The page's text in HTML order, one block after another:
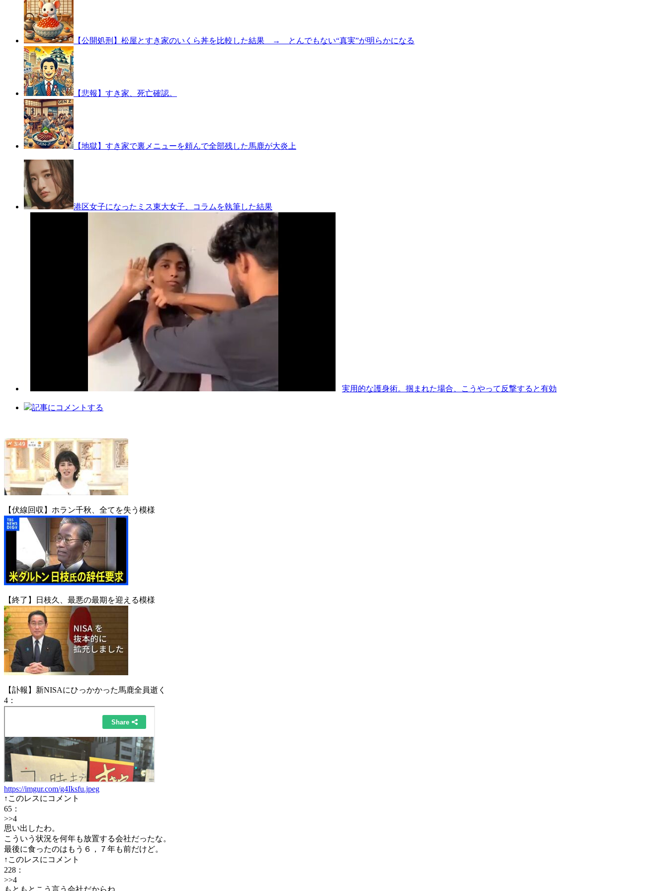
【公開処刑】松屋とすき家のいくら丼を比較した結果 → とんでもない“真実”が明らかになる
【悲報】すき家、死亡確認。
【地獄】すき家で裏メニューを頼んで全部残した馬鹿が大炎上
港区女子になったミス東大女子、コラムを執筆した結果
実用的な護身術。掴まれた場合、こうやって反撃すると有効
記事にコメントする
【伏線回収】ホラン千秋、全てを失う模様
【終了】日枝久、最悪の最期を迎える模様
【訃報】新NISAにひっかかった馬鹿全員逝く
4 ：
https://imgur.com/g4Iksfu.jpeg
↑このレスにコメント
65 ：
>>4
思い出したわ。
こういう状況を何年も放置する会社だったな。
最後に食ったのはもう６，７年も前だけど。
↑このレスにコメント
228 ：
>>4
もともとこう言う会社だからね